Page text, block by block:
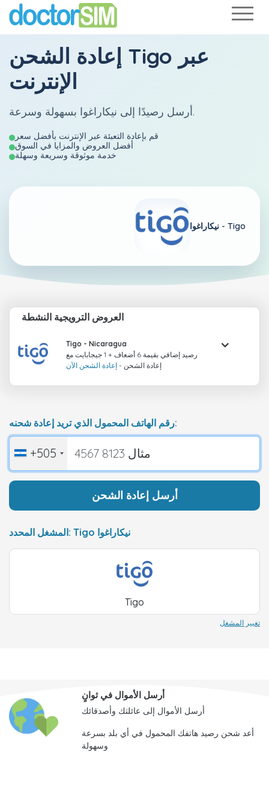
Tigo
الإنترنت
أرسل رصيدًا إلى نيكاراغوا بسهولة وسرعة.
قم بإعادة التعبئة عبر الإنترنت بأفضل سعر
أفضل العروض والمزايا في السوق
خدمة موثوقة وسريعة وسهلة
نيكاراغوا - Tigo
العروض الترويجية النشطة
Tigo - Nicaragua
رصيد إضافي بقيمة 6 أضعاف + 1 جيجابايت مع
إعادة الشحن -إعادة الشحن الآن
رقم الهاتف المحمول الذي تريد إعادة شحنه:
+505
أرسل إعادة الشحن
المشغل المحدد: Tigo نيكاراغوا
Tigo
تغيير المشغل
أرسل الأموال في ثوانٍ
أرسل الأموال إلى عائلتك وأصدقائك
أعد شحن رصيد هاتفك المحمول في أي بلد بسرعة
وسهولة